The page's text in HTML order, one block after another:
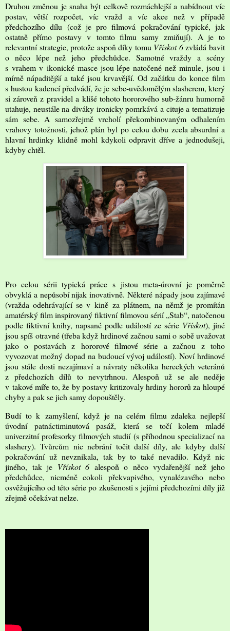
Druhou změnou je snaha být celkově rozmáchlejší a nabídnout víc
postav, větší rozpočet, víc vražd a víc akce než v případě
předchozího dílu (což je pro filmová pokračování typické, jak
ostatně přímo postavy v tomto filmu samy zmiňují). A je to
relevantní strategie, protože aspoň díky tomu Vřískot 6zvládá bavit
o něco lépe než jeho předchůdce. Samotné vraždy a scény
s vrahem v ikonické masce jsou lépe natočené než minule, jsou i
mírně nápaditější a také jsou krvavější. Od začátku do konce film
s hustou kadencí předvádí, že je sebe-uvědomělým slasherem, který
si zároveň z pravidel a klišé tohoto hororového sub-žánru humorně
utahuje, neustále na diváky ironicky pomrkává a cituje a tematizuje
sám sebe. A samozřejmě vrcholí překombinovaným odhalením
vrahovy totožnosti, jehož plán byl po celou dobu zcela absurdní a
hlavní hrdinky klidně mohl kdykoli odpravit dříve a jednodušeji,
kdyby chtěl.
Pro celou sérii typická práce s jistou meta-úrovní je poměrně
obvyklá a nepůsobí nijak inovativně. Některé nápady jsou zajímavé
(vražda odehrávající se v kině za plátnem, na němž je promítán
amatérský film inspirovaný fiktivní filmovou sérií „Stab“, natočenou
podle fiktivní knihy, napsané podle událostí ze série Vřískot), jiné
jsou spíš otravné (třeba když hrdinové začnou sami o sobě uvažovat
jako o postavách z hororové filmové série a začnou z toho
vyvozovat možný dopad na budoucí vývoj událostí). Noví hrdinové
jsou stále dosti nezajímaví a návraty několika hereckých veteránů
z předchozích dílů to nevytrhnou. Alespoň už se ale neděje
v takové míře to, že by postavy kritizovaly hrdiny hororů za hloupé
chyby a pak se jich samy dopouštěly.
Budí to k zamyšlení, když je na celém filmu zdaleka nejlepší
úvodní patnáctiminutová pasáž, která se točí kolem mladé
univerzitní profesorky filmových studií (s příhodnou specializací na
slashery). Tvůrcům nic nebrání točit další díly, ale kdyby další
pokračování už nevznikala, tak by to také nevadilo. Když nic
jiného, tak je Vřískot 6 alespoň o něco vydařenější než jeho
předchůdce, nicméně cokoli překvapivého, vynalézavého nebo
osvěžujícího od této série po zkušenosti s jejími předchozími díly již
zřejmě očekávat nelze.